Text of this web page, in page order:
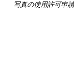
写真の使用許可申